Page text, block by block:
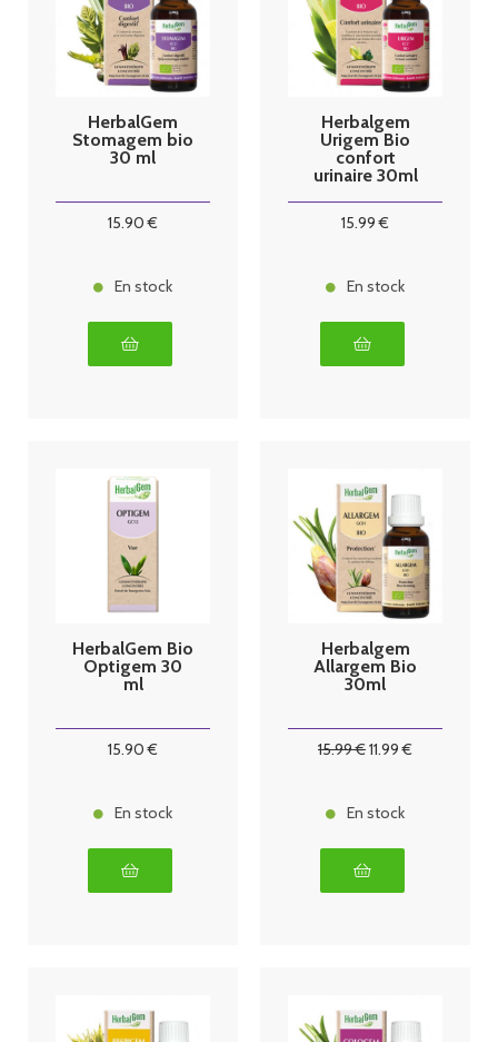
HerbalGem
Stomagem bio
30 ml
15.90 €
En stock
Herbalgem
Urigem Bio
confort
urinaire 30ml
15.99 €
En stock
HerbalGem Bio
Optigem 30
ml
15.90 €
En stock
Herbalgem
Allargem Bio
30ml
15.99€11.99 €
En stock